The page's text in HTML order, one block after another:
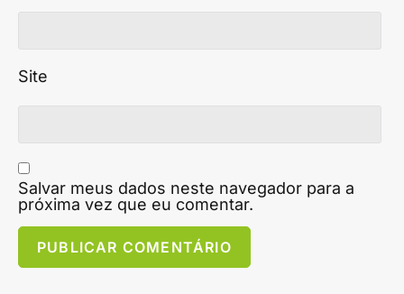
Site
Salvar meus dados neste navegador para a
próxima vez que eu comentar.